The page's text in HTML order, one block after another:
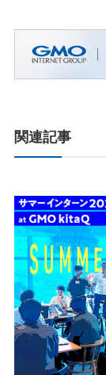
関連記事